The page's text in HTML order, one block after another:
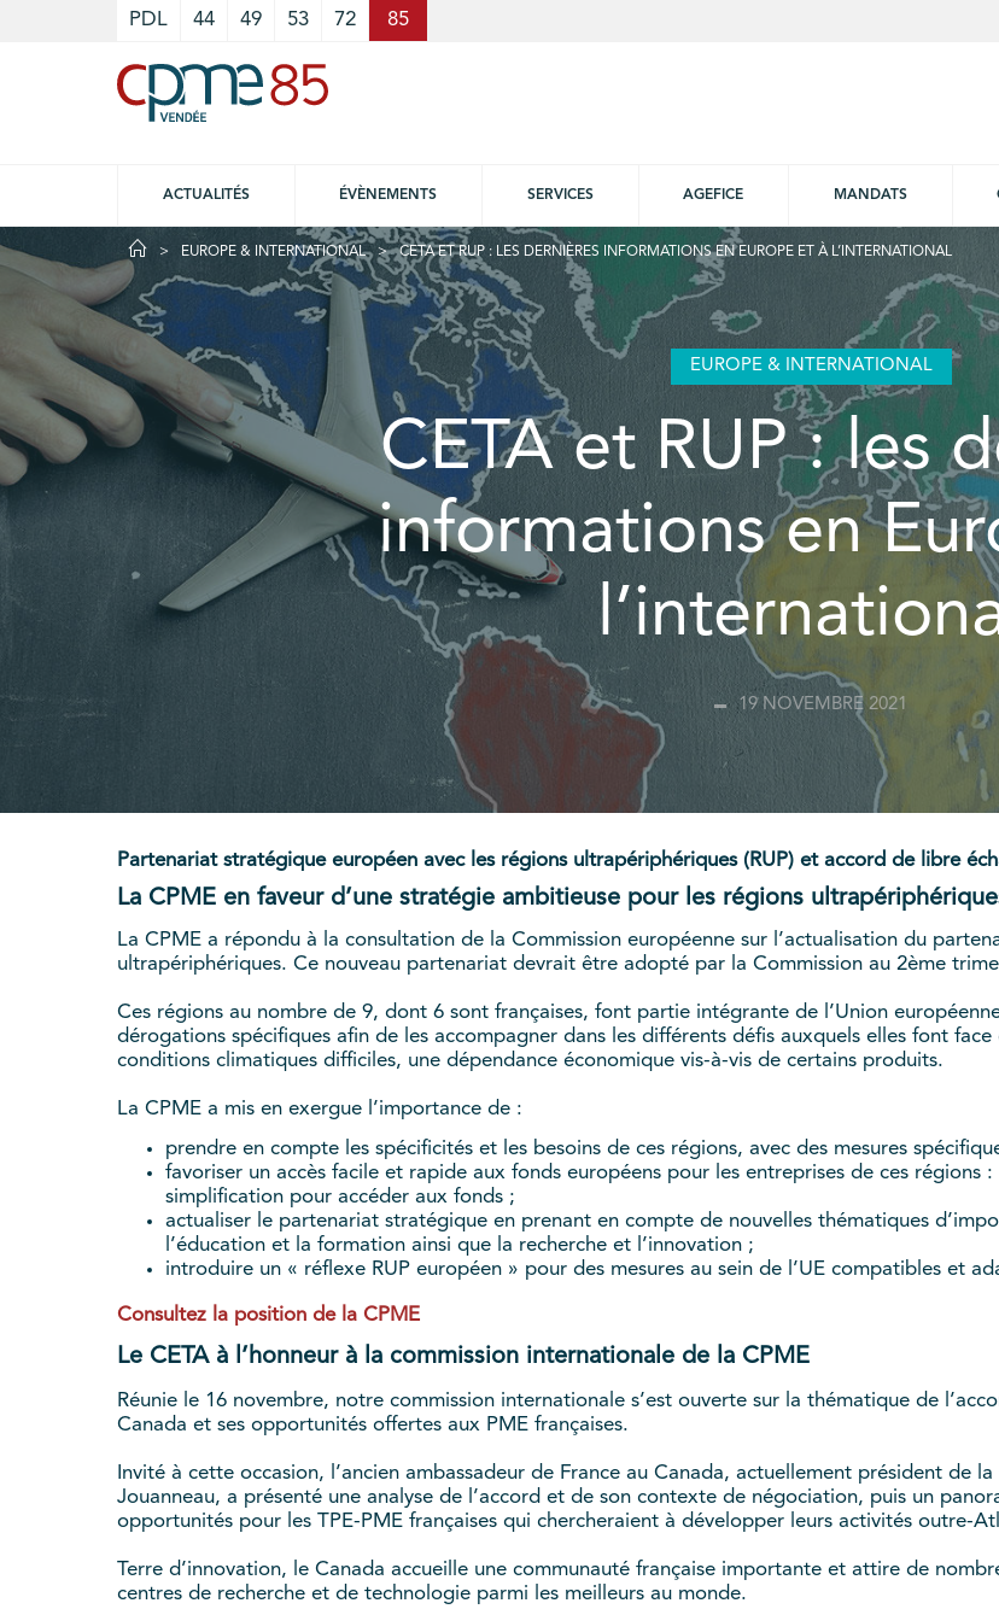
PDL 44 49 53 72 85
ACTUALITÉS ÉVÈNEMENTS SERVICES AGEFICE MANDATS
EUROPE & INTERNATIONAL CETA ET RUP : LES DERNIÈRES INFORMATIONS EN EUROPE ET À L’INTERNATIONAL
EUROPE & INTERNATIONAL
CETA et RUP : les
informations en
19 NOVEMBRE 2021
Partenariat stratégique européen avec les régions ultrapériphériques (RUP) et accord de libre
La CPME en faveur d’une stratégie ambitieuse pour les régions
La CPME a répondu à la consultation de la Commission européenne sur l’actualisation du
ultrapériphériques. Ce nouveau partenariat devrait être adopté par la Commission au 2ème
Ces régions au nombre de 9, dont 6 sont françaises, font partie intégrante de l’Union
dérogations spécifiques afin de les accompagner dans les différents défis auxquels elles font
conditions climatiques difficiles, une dépendance économique vis-à-vis de certains produits.
La CPME a mis en exergue l’importance de :
prendre en compte les spécificités et les besoins de ces régions, avec des mesures
favoriser un accès facile et rapide aux fonds européens pour les entreprises de ces régions
simplification pour accéder aux fonds ;
actualiser le partenariat stratégique en prenant en compte de nouvelles thématiques
l’éducation et la formation ainsi que la recherche et l’innovation ;
introduire un « réflexe RUP européen » pour des mesures au sein de l’UE compatibles et
Consultez la position de la CPME
Le CETA à l’honneur à la commission internationale de la CPME
Réunie le 16 novembre, notre commission internationale s’est ouverte sur la thématique de
Canada et ses opportunités offertes aux PME françaises.
Invité à cette occasion, l’ancien ambassadeur de France au Canada, actuellement président de
Jouanneau, a présenté une analyse de l’accord et de son contexte de négociation, puis un
opportunités pour les TPE-PME françaises qui chercheraient à développer leurs activités outre-
Terre d’innovation, le Canada accueille une communauté française importante et attire de
centres de recherche et de technologie parmi les meilleurs au monde.
Cookies management panel